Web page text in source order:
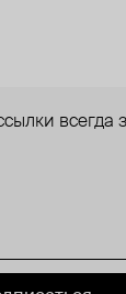
всегда